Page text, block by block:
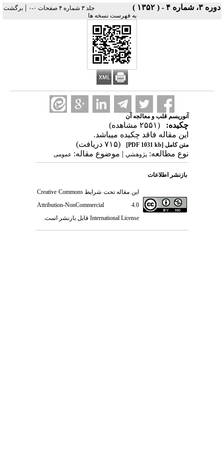
دوره ۳، شماره ۴ - ( ۱۳۵۲ ) جلد ۳ شماره ۴ صفحات ۰-۰ | برگشت
به فهرست نسخه ها
آنوریسم قلب و معالجه آن
چکیده:
(۲۵۵۱ مشاهده)
این مقاله فاقد چکیده می​باشد.
متن کامل[PDF 1031 kb]
(۷۱۵ دریافت)
نوع مطالعه: پژوهشي| موضوع مقاله: عمومى
بازنشر اطلاعات
این مقاله تحت شرایطCreative Commons
Attribution-NonCommercial 4.0
International License قابل بازنشر است.